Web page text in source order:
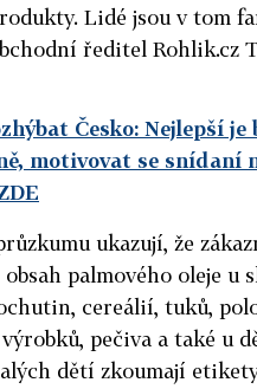
Lidé jsou v tom
ředitel Rohlik.cz
Česko: Nejlepší je
motivovat se snídaní
ukazují, že
palmového oleje u
cereálií, tuků,
pečiva a také u
dětí zkoumají